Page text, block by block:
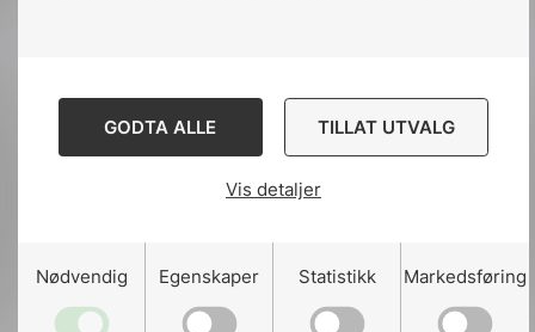
GODTA ALLE TILLAT UTVALG
Vis detaljer
Nødvendig Egenskaper Statistikk Markedsføring
400:2022 mot 2026.